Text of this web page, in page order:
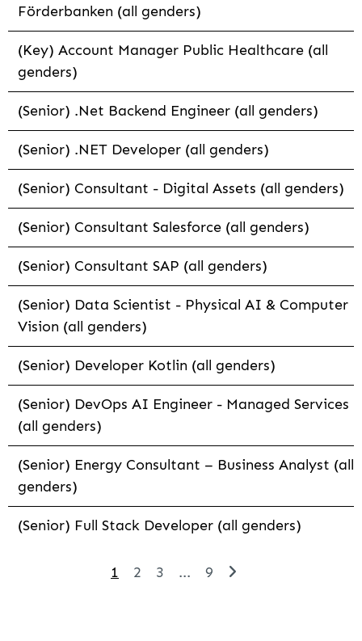
Förderbanken (all genders)
(Key) Account Manager Public Healthcare (all
genders)
(Senior) .Net Backend Engineer (all genders)
(Senior) .NET Developer (all genders)
(Senior) Consultant - Digital Assets (all genders)
(Senior) Consultant Salesforce (all genders)
(Senior) Consultant SAP (all genders)
(Senior) Data Scientist - Physical AI & Computer
Vision (all genders)
(Senior) Developer Kotlin (all genders)
(Senior) DevOps AI Engineer - Managed Services
(all genders)
(Senior) Energy Consultant – Business Analyst (all
genders)
(Senior) Full Stack Developer (all genders)
1 2 3 ... 9